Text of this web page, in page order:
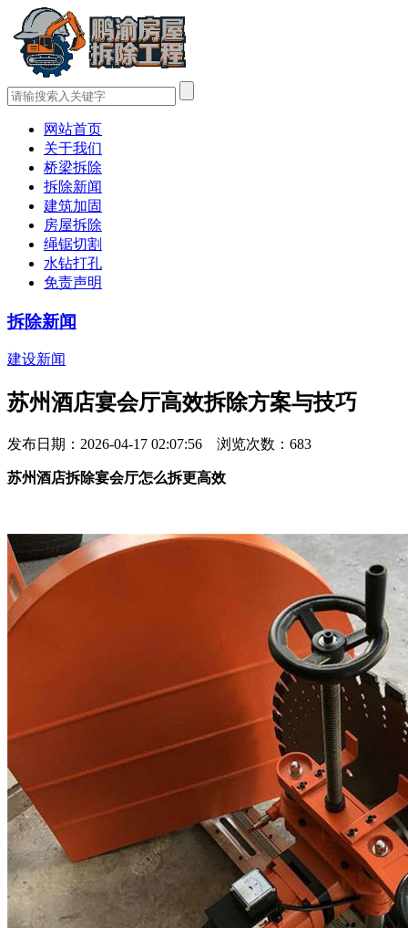
网站首页
关于我们
桥梁拆除
拆除新闻
建筑加固
房屋拆除
绳锯切割
水钻打孔
免责声明
拆除新闻
建设新闻
苏州酒店宴会厅高效拆除方案与技巧
发布日期：2026-04-17 02:07:56 浏览次数： 683
苏州酒店拆除宴会厅怎么拆更高效